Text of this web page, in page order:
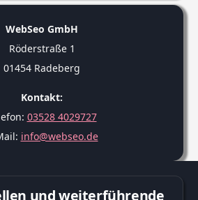
WebSeo GmbH
Röderstraße 1
01454 Radeberg
Kontakt:
03528 4029727
info@webseo.de
und weiterführende